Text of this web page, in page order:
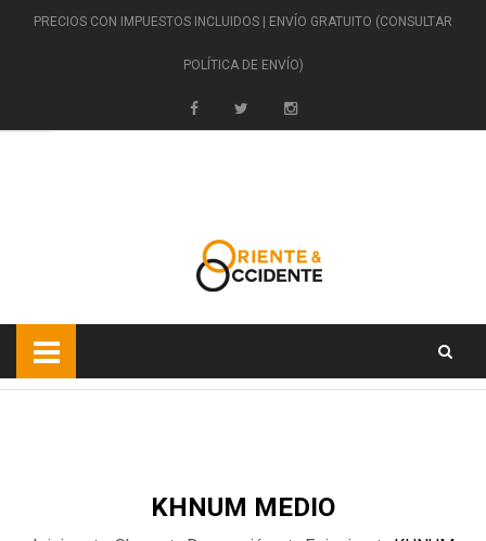
PRECIOS CON IMPUESTOS INCLUIDOS | ENVÍO GRATUITO (CONSULTAR
POLÍTICA DE ENVÍO)
KHNUM MEDIO